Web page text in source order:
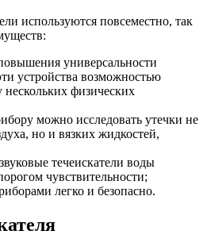
используются повсеместно, так
универсальности
устройства возможностью
нескольких физических
можно исследовать утечки не
но и вязких жидкостей,
течеискатели воды
чувствительности;
легко и безопасно.